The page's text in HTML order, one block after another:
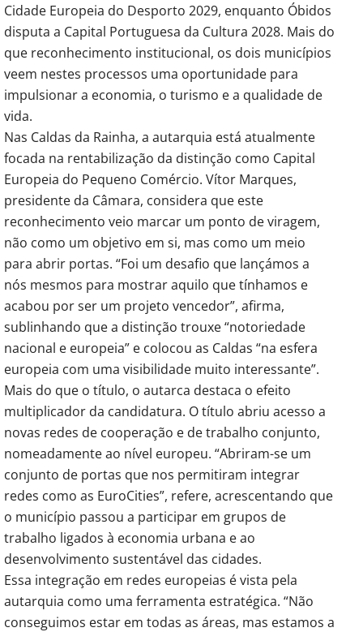
Cidade Europeia do Desporto 2029, enquanto Óbidos
disputa a Capital Portuguesa da Cultura 2028. Mais do
que reconhecimento institucional, os dois municípios
veem nestes processos uma oportunidade para
impulsionar a economia, o turismo e a qualidade de
vida.
Nas Caldas da Rainha, a autarquia está atualmente
focada na rentabilização da distinção como Capital
Europeia do Pequeno Comércio. Vítor Marques,
presidente da Câmara, considera que este
reconhecimento veio marcar um ponto de viragem,
não como um objetivo em si, mas como um meio
para abrir portas. “Foi um desafio que lançámos a
nós mesmos para mostrar aquilo que tínhamos e
acabou por ser um projeto vencedor”, afirma,
sublinhando que a distinção trouxe “notoriedade
nacional e europeia” e colocou as Caldas “na esfera
europeia com uma visibilidade muito interessante”.
Mais do que o título, o autarca destaca o efeito
multiplicador da candidatura. O título abriu acesso a
novas redes de cooperação e de trabalho conjunto,
nomeadamente ao nível europeu. “Abriram-se um
conjunto de portas que nos permitiram integrar
redes como as EuroCities”, refere, acrescentando que
o município passou a participar em grupos de
trabalho ligados à economia urbana e ao
desenvolvimento sustentável das cidades.
Essa integração em redes europeias é vista pela
autarquia como uma ferramenta estratégica. “Não
conseguimos estar em todas as áreas, mas estamos a